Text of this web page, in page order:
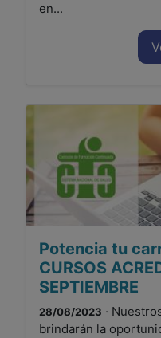
en...
Potencia tu
CURSOS
SEPTIEMBRE
28/08/2023 ·
brindarán la